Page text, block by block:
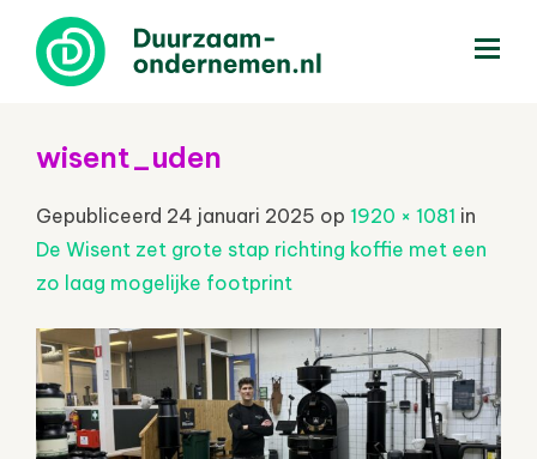
wisent_uden
Gepubliceerd 24 januari 2025 op 1920 × 1081 in
De Wisent zet grote stap richting koffie met een
zo laag mogelijke footprint